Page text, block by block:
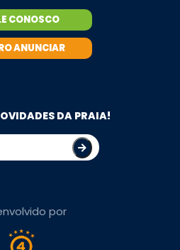
CONOSCO
ANUNCIAR
DA PRAIA!
por